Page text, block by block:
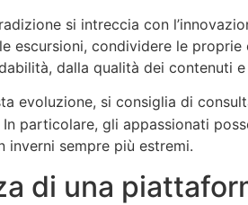
si intreccia con
escursioni, condividere le
dalla qualità dei contenuti
evoluzione, si consiglia di
particolare, gli appassionati
inverni sempre più estremi.
di una